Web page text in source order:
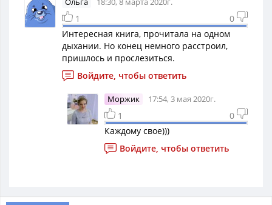
1
0
Интересная книга, прочитала на одном
дыхании. Но конец немного расстроил,
пришлось и прослезиться.
Войдите, чтобы ответить
Моржик 17:54, 3 мая 2020г.
1
0
Каждому свое)))
Войдите, чтобы ответить